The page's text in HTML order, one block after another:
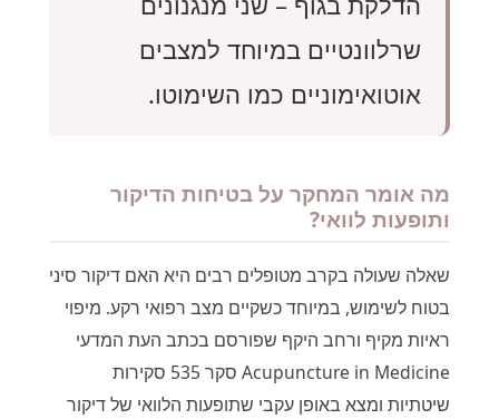
שרלוונטיים במיוחד למצבים
אוטואימוניים כמו השימוטו.
מה אומר המחקר על בטיחות הדיקור
ותופעות לוואי?
שאלה שעולה בקרב מטופלים רבים היא האם דיקור סיני
בטוח לשימוש, במיוחד כשקיים מצב רפואי רקע. מיפוי
ראיות מקיף ורחב היקף שפורסם בכתב העת המדעי
Acupuncture in Medicine סקר 535 סקירות
שיטתיות ומצא באופן עקבי שתופעות הלוואי של דיקור